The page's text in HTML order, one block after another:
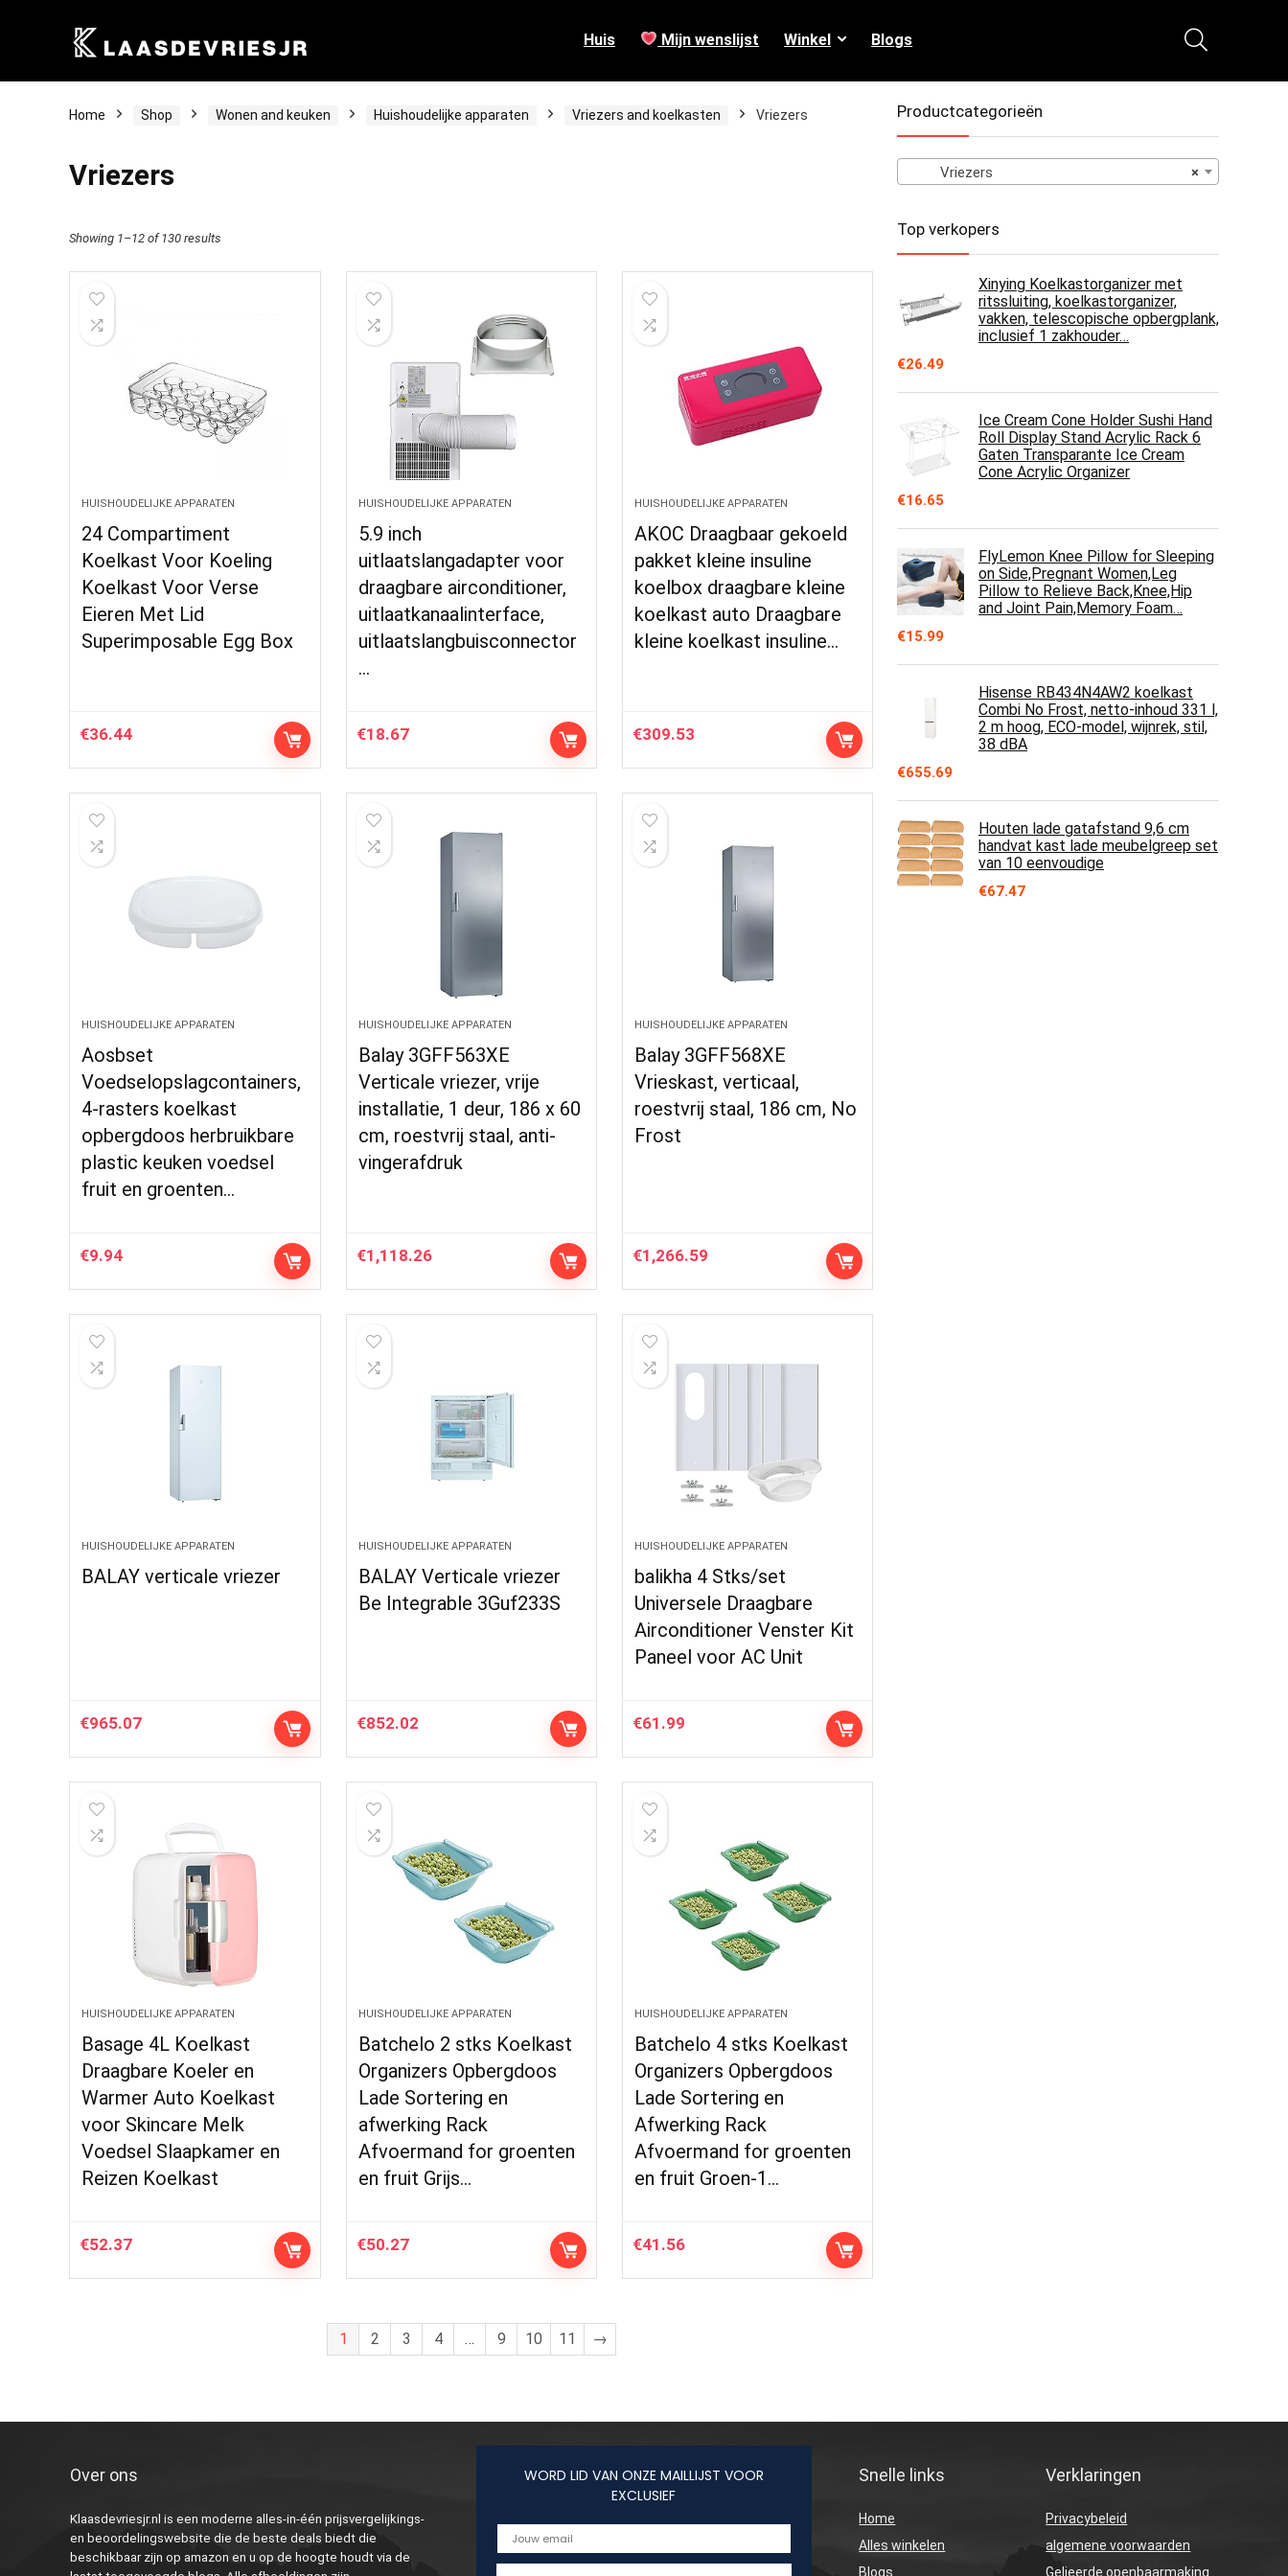
Huis Mijn wenslijst Winkel Blogs
Home Shop Wonen and keuken Huishoudelijke apparaten Vriezers and koelkasten Vriezers
Vriezers
Showing 1–12 of 130 results
HUISHOUDELIJKE APPARATEN
24 Compartiment
Koelkast Voor Koeling
Koelkast Voor Verse
Eieren Met Lid
Superimposable Egg Box
€36.44
HUISHOUDELIJKE APPARATEN
5.9 inch
uitlaatslangadapter voor
draagbare airconditioner,
uitlaatkanaalinterface,
uitlaatslangbuisconnector
…
€18.67
HUISHOUDELIJKE APPARATEN
AKOC Draagbaar gekoeld
pakket kleine insuline
koelbox draagbare kleine
koelkast auto Draagbare
kleine koelkast insuline…
€309.53
HUISHOUDELIJKE APPARATEN
Aosbset
Voedselopslagcontainers,
4-rasters koelkast
opbergdoos herbruikbare
plastic keuken voedsel
fruit en groenten…
€9.94
HUISHOUDELIJKE APPARATEN
Balay 3GFF563XE
Verticale vriezer, vrije
installatie, 1 deur, 186 x 60
cm, roestvrij staal, anti-
vingerafdruk
€1,118.26
HUISHOUDELIJKE APPARATEN
Balay 3GFF568XE
Vrieskast, verticaal,
roestvrij staal, 186 cm, No
Frost
€1,266.59
HUISHOUDELIJKE APPARATEN
BALAY verticale vriezer
€965.07
HUISHOUDELIJKE APPARATEN
BALAY Verticale vriezer
Be Integrable 3Guf233S
€852.02
HUISHOUDELIJKE APPARATEN
balikha 4 Stks/set
Universele Draagbare
Airconditioner Venster Kit
Paneel voor AC Unit
€61.99
HUISHOUDELIJKE APPARATEN
Basage 4L Koelkast
Draagbare Koeler en
Warmer Auto Koelkast
voor Skincare Melk
Voedsel Slaapkamer en
Reizen Koelkast
€52.37
HUISHOUDELIJKE APPARATEN
Batchelo 2 stks Koelkast
Organizers Opbergdoos
Lade Sortering en
afwerking Rack
Afvoermand for groenten
en fruit Grijs…
€50.27
HUISHOUDELIJKE APPARATEN
Batchelo 4 stks Koelkast
Organizers Opbergdoos
Lade Sortering en
Afwerking Rack
Afvoermand for groenten
en fruit Groen-1…
€41.56
1 2 3 4 … 9 10 11 →
Productcategorieën
×
Vriezers
Top verkopers
Xinying Koelkastorganizer met
ritssluiting, koelkastorganizer,
vakken, telescopische opbergplank,
inclusief 1 zakhouder…
€26.49
Ice Cream Cone Holder Sushi Hand
Roll Display Stand Acrylic Rack 6
Gaten Transparante Ice Cream
Cone Acrylic Organizer
€16.65
FlyLemon Knee Pillow for Sleeping
on Side,Pregnant Women,Leg
Pillow to Relieve Back,Knee,Hip
and Joint Pain,Memory Foam…
€15.99
Hisense RB434N4AW2 koelkast
Combi No Frost, netto-inhoud 331 l,
2 m hoog, ECO-model, wijnrek, stil,
38 dBA
€655.69
Houten lade gatafstand 9,6 cm
handvat kast lade meubelgreep set
van 10 eenvoudige
€67.47
Over ons
Klaasdevriesjr.nl is een moderne alles-in-één prijsvergelijkings-
en beoordelingswebsite die de beste deals biedt die
beschikbaar zijn op amazon en u op de hoogte houdt via de
WORD LID VAN ONZE MAILLIJST VOOR
EXCLUSIEF
Snelle links
Home
Alles winkelen
Blogs
Verklaringen
Privacybeleid
algemene voorwaarden
Gelieerde openbaarmaking